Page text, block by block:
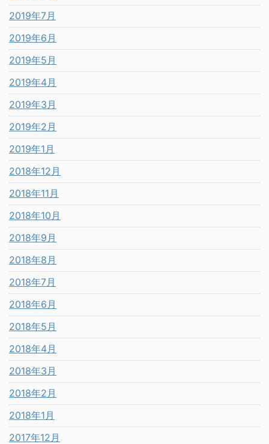
2019年7月
2019年6月
2019年5月
2019年4月
2019年3月
2019年2月
2019年1月
2018年12月
2018年11月
2018年10月
2018年9月
2018年8月
2018年7月
2018年6月
2018年5月
2018年4月
2018年3月
2018年2月
2018年1月
2017年12月